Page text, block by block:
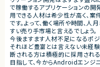
で稼働するアプリケーションの
用できる人材は希少性が高く、
です。よって、働く場所や時間、
すい売り手市場と言えるでしょう。
今後ますます人材不足になるポ
それほど豊富とは言えない未経
断される方は積極的に採用され
目指して、今からAndroidエンジ